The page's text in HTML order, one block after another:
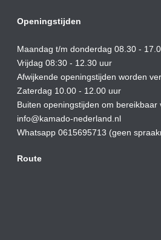
Openingstijden
Maandag t/m donderdag 08.30 -
Vrijdag 08:30 - 12.30 uur
Afwijkende openingstijden worden
Zaterdag 10.00 - 12.00 uur
Buiten openingstijden om bereikbaar
info@kamado-nederland.nl
Whatsapp 0615695713 (geen
Route